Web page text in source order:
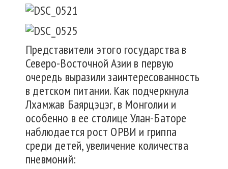
Представители этого государства в
Северо-Восточной Азии в первую
очередь выразили заинтересованность
в детском питании. Как подчеркнула
Лхамжав Баярцэцэг, в Монголии и
особенно в ее столице Улан-Баторе
наблюдается рост ОРВИ и гриппа
среди детей, увеличение количества
пневмоний: